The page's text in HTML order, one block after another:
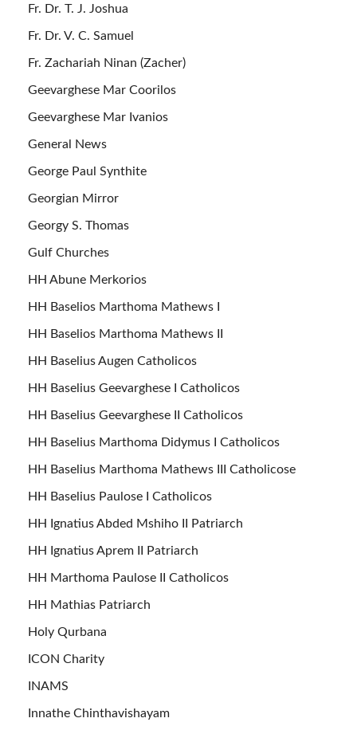
Fr. Dr. T. J. Joshua
Fr. Dr. V. C. Samuel
Fr. Zachariah Ninan (Zacher)
Geevarghese Mar Coorilos
Geevarghese Mar Ivanios
General News
George Paul Synthite
Georgian Mirror
Georgy S. Thomas
Gulf Churches
HH Abune Merkorios
HH Baselios Marthoma Mathews I
HH Baselios Marthoma Mathews II
HH Baselius Augen Catholicos
HH Baselius Geevarghese I Catholicos
HH Baselius Geevarghese II Catholicos
HH Baselius Marthoma Didymus I Catholicos
HH Baselius Marthoma Mathews III Catholicose
HH Baselius Paulose I Catholicos
HH Ignatius Abded Mshiho II Patriarch
HH Ignatius Aprem II Patriarch
HH Marthoma Paulose II Catholicos
HH Mathias Patriarch
Holy Qurbana
ICON Charity
INAMS
Innathe Chinthavishayam